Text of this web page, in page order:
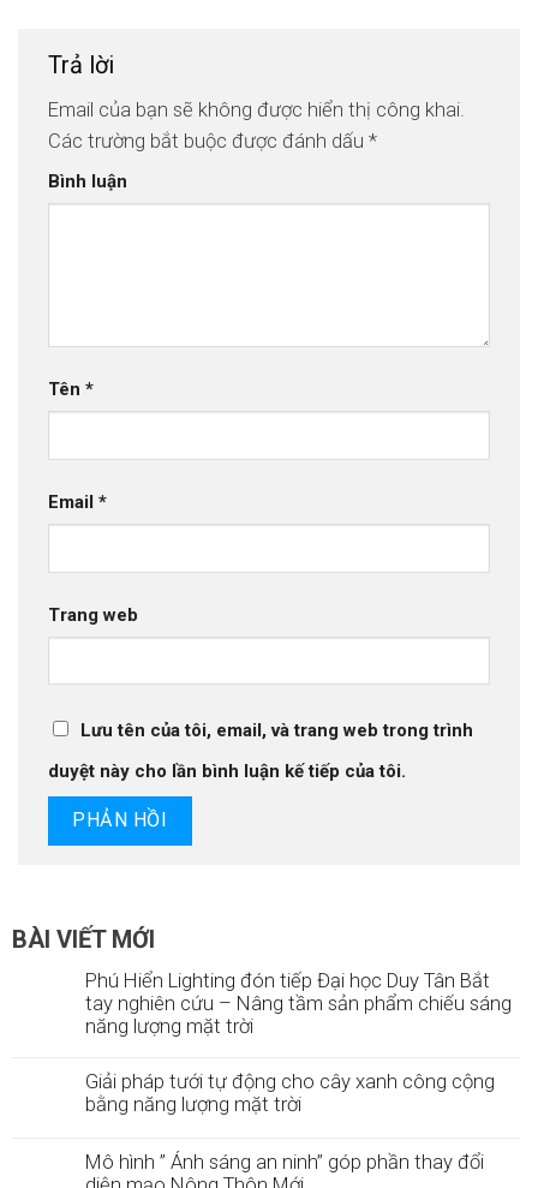
Trả lời
Email của bạn sẽ không được hiển thị công khai.
Các trường bắt buộc được đánh dấu *
Bình luận
Tên *
Email *
Trang web
Lưu tên của tôi, email, và trang web trong trình
duyệt này cho lần bình luận kế tiếp của tôi.
BÀI VIẾT MỚI
Phú Hiển Lighting đón tiếp Đại học Duy Tân Bắt
tay nghiên cứu – Nâng tầm sản phẩm chiếu sáng
năng lượng mặt trời
Giải pháp tưới tự động cho cây xanh công cộng
bằng năng lượng mặt trời
Mô hình ” Ánh sáng an ninh” góp phần thay đổi